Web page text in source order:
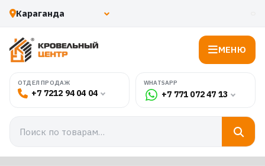
МЕНЮ
ОТДЕЛ ПРОДАЖ
+7 7212 94 04 04
WHATSAPP
+7 771 072 47 13